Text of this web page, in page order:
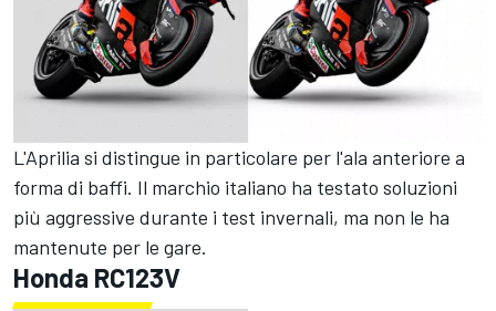
L'Aprilia si distingue in particolare per l'ala anteriore a
forma di baffi. Il marchio italiano ha testato soluzioni
più aggressive durante i test invernali, ma non le ha
mantenute per le gare.
Honda RC123V